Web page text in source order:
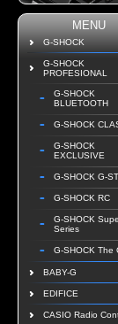
MENU
G-SHOCK
G-SHOCK
PROFESIONAL
G-SHOCK
BLUETOOTH
G-SHOCK
G-SHOCK
EXCLUSIVE
G-SHOCK G-
G-SHOCK RC
G-SHOCK
Series
G-SHOCK The
BABY-G
EDIFICE
CASIO Radio